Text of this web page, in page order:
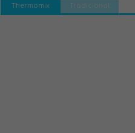
Thermomix Tradicional